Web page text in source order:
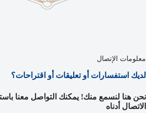
معلومات الإتصال
لديك استفسارات أو تعليقات أو اقتراحات؟
نحن هنا لنسمع منك! يمكنك التواصل معنا
الاتصال أدناه